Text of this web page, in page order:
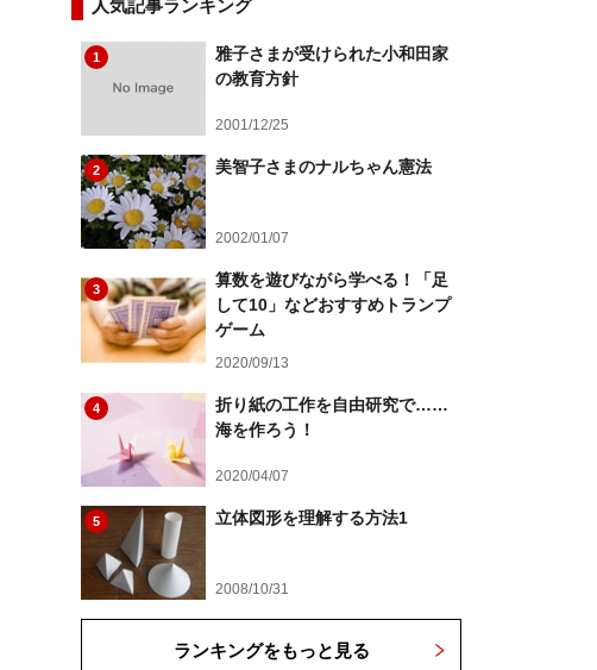
人気記事ランキング
1
雅子さまが受けられた小和田家
の教育方針
2001/12/25
2 美智子さまのナルちゃん憲法
2002/01/07
3
算数を遊びながら学べる！「足
して10」などおすすめトランプ
ゲーム
2020/09/13
4
折り紙の工作を自由研究で……
海を作ろう！
2020/04/07
5 立体図形を理解する方法1
2008/10/31
ランキングをもっと見る